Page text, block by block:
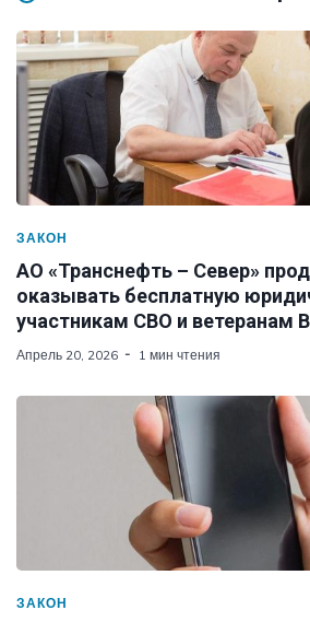
ЗАКОН
АО «Транснефть – Север»
оказывать бесплатную
участникам СВО и ветеранам
Апрель 20, 2026 1 мин чтения
ЗАКОН